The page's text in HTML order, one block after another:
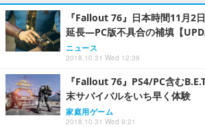
『Fallout 76』日本時間11月2
延長―PC版不具合の補填【
ニュース
2018.10.31 Wed 12:39
『Fallout 76』PS4/PC含む
末サバイバルをいち早く体験
家庭用ゲーム
2018.10.31 Wed 9:21